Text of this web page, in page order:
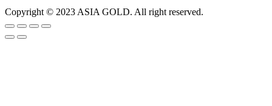
Copyright © 2023 ASIA GOLD. All right reserved.